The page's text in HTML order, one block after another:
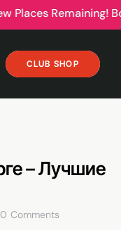
Remaining!
CLUB SHOP
– Лучшие
0 Comments